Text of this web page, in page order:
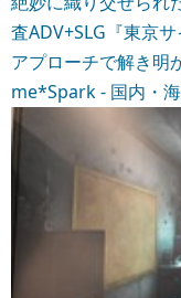
査ADV+SLG『東京
アプローチで解き明
me*Spark - 国内・